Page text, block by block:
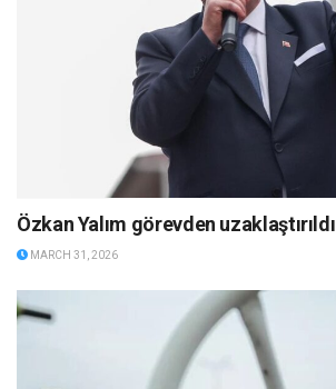
Özkan Yalım görevden uzaklaştırıldı
MARCH 31, 2026